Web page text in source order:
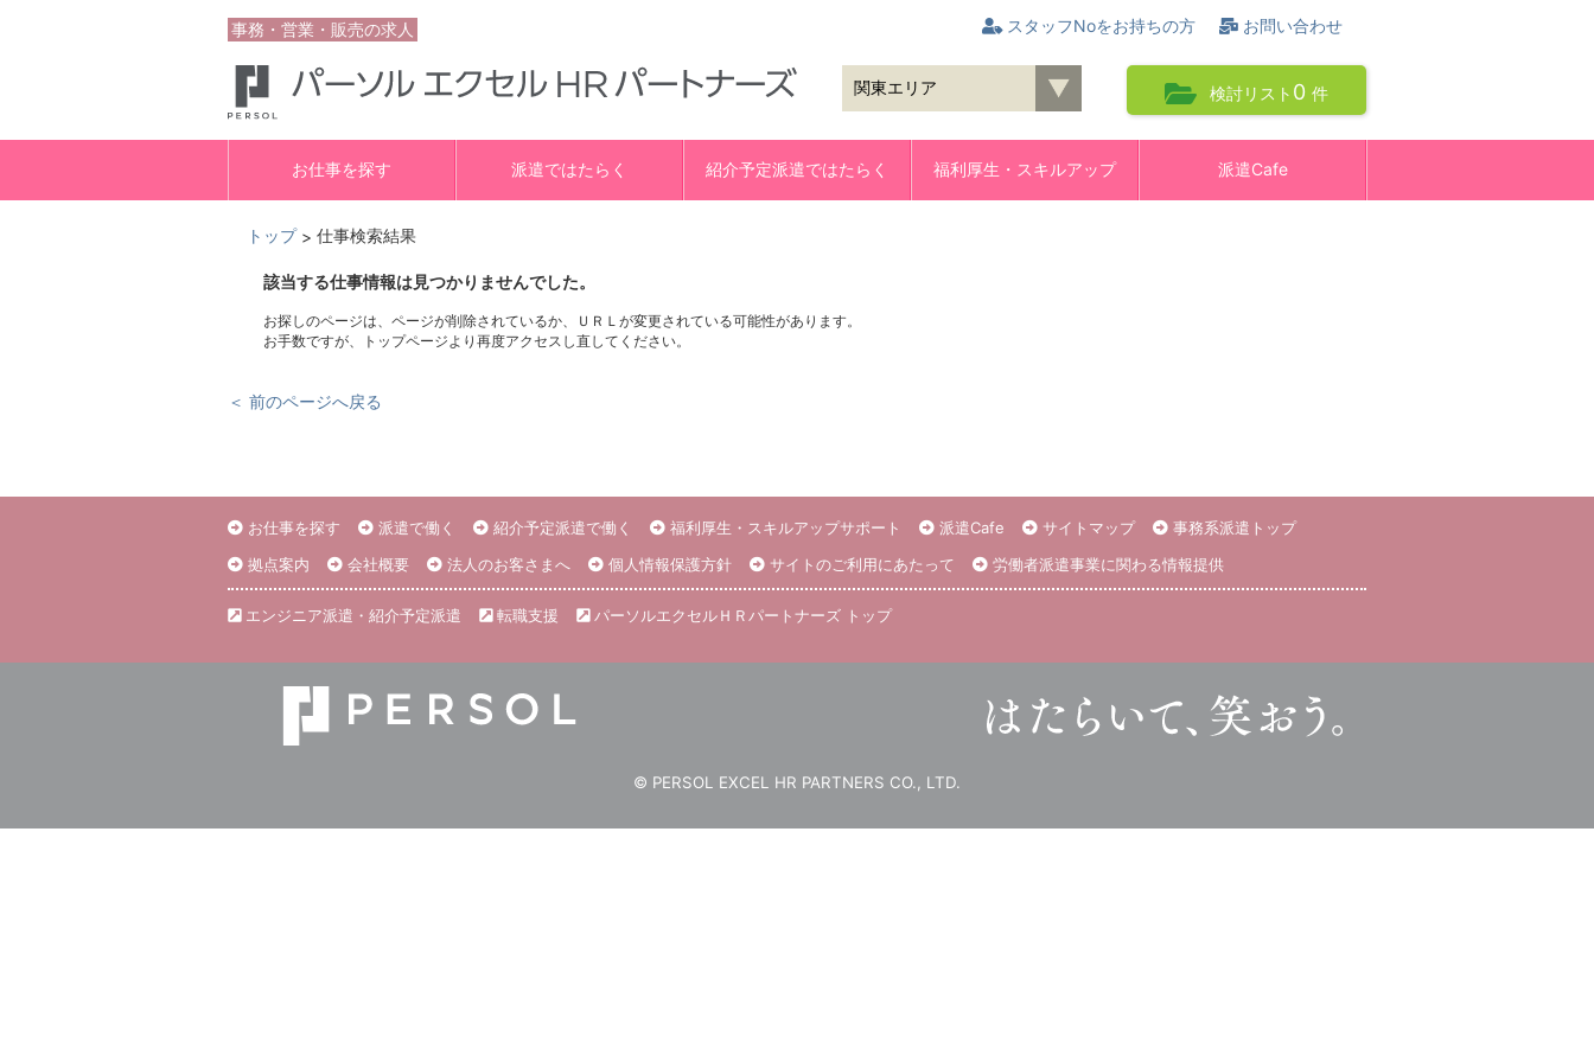
事務・営業・販売の求人 スタッフNoをお持ちの方 お問い合わせ
検討リスト 0件
お仕事を探す 派遣ではたらく 紹介予定派遣ではたらく 福利厚生・スキルアップ 派遣Cafe
トップ > 仕事検索結果
該当する仕事情報は見つかりませんでした。
お探しのページは、ページが削除されているか、ＵＲＬが変更されている可能性があります。
お手数ですが、トップページより再度アクセスし直してください。
＜ 前のページへ戻る
お仕事を探す 派遣で働く 紹介予定派遣で働く 福利厚生・スキルアップサポート 派遣Cafe サイトマップ
事務系派遣トップ
拠点案内
会社概要 法人のお客さまへ 個人情報保護方針 サイトのご利用にあたって 労働者派遣事業に関わる情報提供
エンジニア派遣・紹介予定派遣 転職支援 パーソルエクセルＨＲパートナーズ トップ
© PERSOL EXCEL HR PARTNERS CO., LTD.